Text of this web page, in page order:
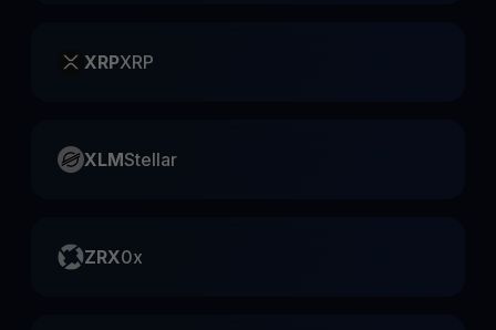
XRPXRP
XLMStellar
ZRX0x